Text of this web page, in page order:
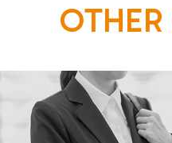
OTHER